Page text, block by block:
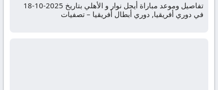
تفاصيل وموعد مباراة أيجل نوار و الأهلي بتاريخ 2025-10-18
في دوري أفريقيا, دوري أبطال أفريقيا – تصفيات